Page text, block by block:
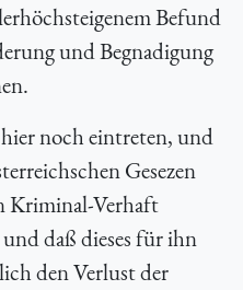
Befund
und Begnadigung
noch eintreten, und
Gesezen
Kriminal-Verhaft
daß dieses für ihn
den Verlust der